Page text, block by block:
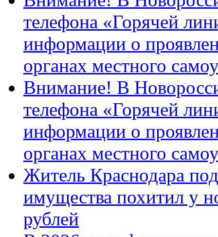
телефона «Горячей
информации о
органах местного
Внимание! В
телефона «Горячей
информации о
органах местного
Житель Краснодара
имущества похитил у
рублей